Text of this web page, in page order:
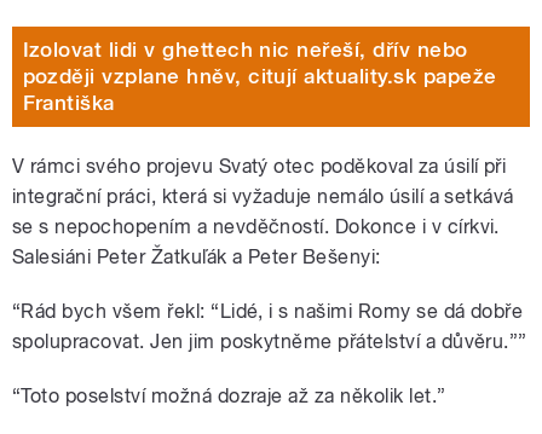
Izolovat lidi v ghettech nic neřeší, dřív nebo
později vzplane hněv, citují aktuality.sk papeže
Františka
V rámci svého projevu Svatý otec poděkoval za úsilí při
integrační práci, která si vyžaduje nemálo úsilí a setkává
se s nepochopením a nevděčností. Dokonce i v církvi.
Salesiáni Peter Žatkuľák a Peter Bešenyi:
“Rád bych všem řekl: “Lidé, i s našimi Romy se dá dobře
spolupracovat. Jen jim poskytněme přátelství a důvěru.””
“Toto poselství možná dozraje až za několik let.”